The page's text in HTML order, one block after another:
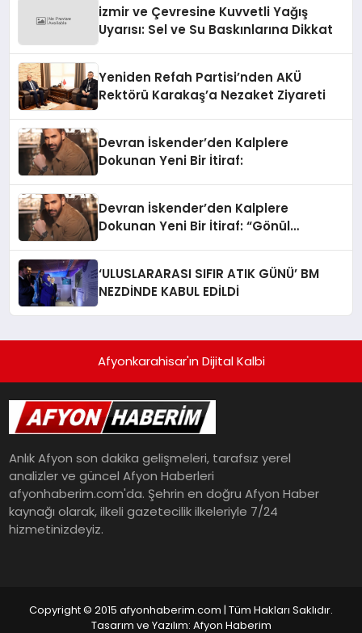
izmir ve Çevresine Kuvvetli Yağış
Uyarısı: Sel ve Su Baskınlarına Dikkat
Yeniden Refah Partisi’nden AKÜ
Rektörü Karakaş’a Nezaket Ziyareti
Devran İskender’den Kalplere
Dokunan Yeni Bir İtiraf:
Devran İskender’den Kalplere
Dokunan Yeni Bir İtiraf: “Gönül
‘ULUSLARARASI SIFIR ATIK GÜNÜ’ BM
NEZDİNDE KABUL EDİLDİ
Afyonkarahisar'ın Dijital Kalbi
Anlık Afyon son dakika gelişmeleri, tarafsız yerel
analizler ve güncel Afyon Haberleri
afyonhaberim.com'da. Şehrin en doğru Afyon Haber
kaynağı olarak, ilkeli gazetecilik ilkeleriyle 7/24
hizmetinizdeyiz.
Copyright © 2015 afyonhaberim.com | Tüm Hakları Saklıdır.
Tasarım ve Yazılım: Afyon Haberim